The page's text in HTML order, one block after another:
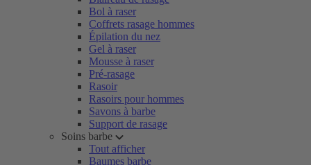
Bol à raser
Coffrets rasage hommes
Épilation du nez
Gel à raser
Mousse à raser
Pré-rasage
Rasoir
Rasoirs pour hommes
Savons à barbe
Support de rasage
Soins barbe
Tout afficher
Baumes barbe